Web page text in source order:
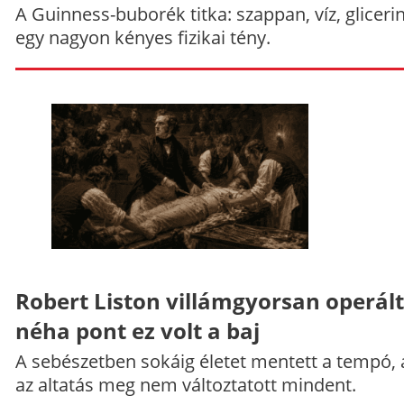
A Guinness-buborék titka: szappan, víz,
egy nagyon kényes fizikai tény.
Robert Liston villámgyorsan
néha pont ez volt a baj
A sebészetben sokáig életet mentett a tempó,
az altatás meg nem változtatott mindent.